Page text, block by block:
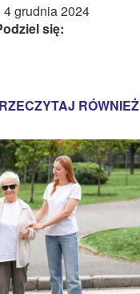
4 grudnia 2024
się:
RÓWNIEŻ